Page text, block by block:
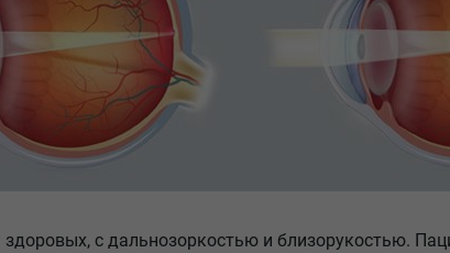
здоровых, с дальнозоркостью и близорукостью.